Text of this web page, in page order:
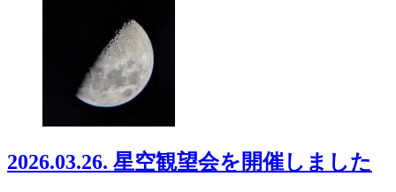
2026.03.26. 星空観望会を開催しました